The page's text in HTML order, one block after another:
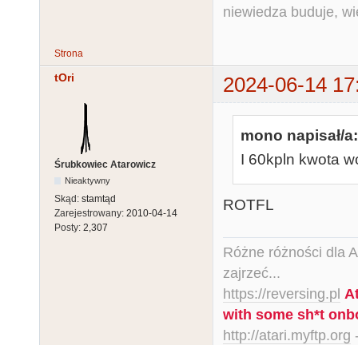
niewiedza buduje,
Strona
tOri 2024-06-14
Śrubkowiec Atarowicz
Nieaktywny
Skąd: stamtąd
Zarejestrowany: 2010-04-14
Posty: 2,307
mono napisał/a:
I 60kpln kwota
ROTFL
Różne różności dla
zajrzeć...
https://reversing.pl
with some sh*t
http://atari.myftp.org